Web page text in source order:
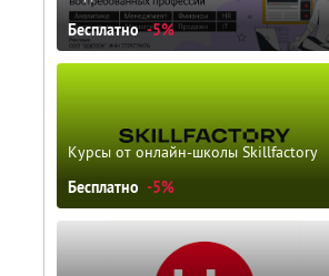
Бесплатно -5%
Курсы от онлайн-школы Skillfactory
Бесплатно -5%